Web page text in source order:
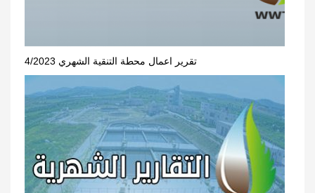
تقرير اعمال محطة التنقية الشهري 4/2023